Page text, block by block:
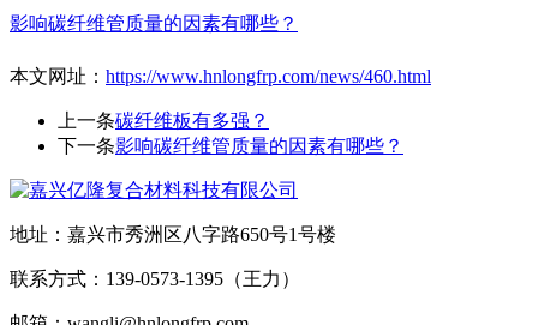
影响碳纤维管质量的因素有哪些？
本文网址： https://www.hnlongfrp.com/news/460.html
上一条碳纤维板有多强？
下一条影响碳纤维管质量的因素有哪些？
地址：嘉兴市秀洲区八字路650号1号楼
联系方式：139-0573-1395（王力）